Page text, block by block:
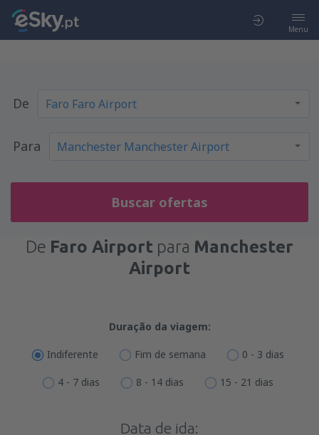
Menu
De
Para
Buscar ofertas
De Faro Airport para Manchester
Airport
Duração da viagem:
Indiferente Fim de semana 0 - 3 dias
4 - 7 dias 8 - 14 dias 15 - 21 dias
Data de ida: